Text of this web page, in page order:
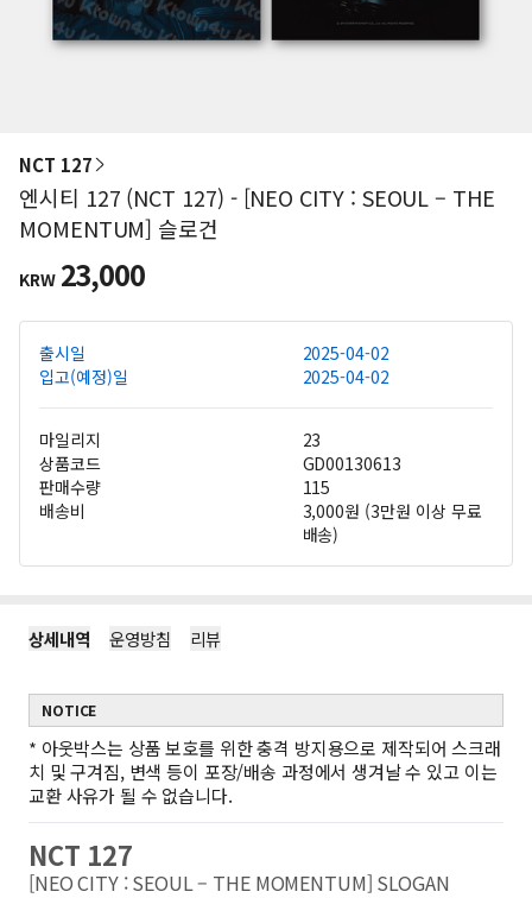
NCT 127
엔시티 127 (NCT 127) - [NEO CITY : SEOUL – THE
MOMENTUM] 슬로건
KRW 23,000
출시일
2025-04-02
입고(예정)일
2025-04-02
마일리지
23
상품코드
GD00130613
판매수량
115
배송비
3,000원 (3만원 이상 무료
배송)
상세내역 운영방침 리뷰
NOTICE
* 아웃박스는 상품 보호를 위한 충격 방지용으로 제작되어 스크래
치 및 구겨짐, 변색 등이 포장/배송 과정에서 생겨날 수 있고 이는
교환 사유가 될 수 없습니다.
NCT 127
[NEO CITY : SEOUL – THE MOMENTUM] SLOGAN